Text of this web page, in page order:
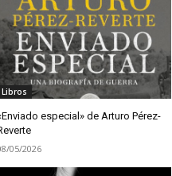
Libros
especial» de Arturo Pérez-
05/2026